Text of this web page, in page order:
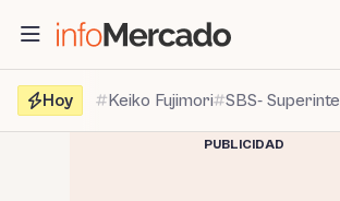
contenido
Hoy
Keiko Fujimori SBS-
PUBLICIDAD